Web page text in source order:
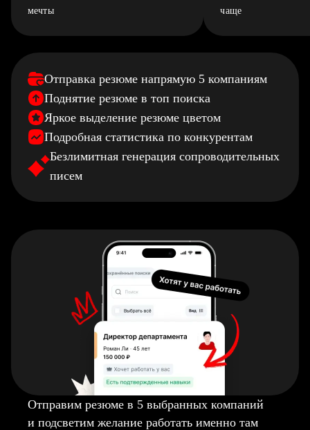
мечты
чаще
Отправка резюме напрямую 5 компаниям
Поднятие резюме в топ поиска
Яркое выделение резюме цветом
Подробная статистика по конкурентам
Безлимитная генерация сопроводительных
писем
Отправим резюме в 5 выбранных компаний
и подсветим желание работать именно там